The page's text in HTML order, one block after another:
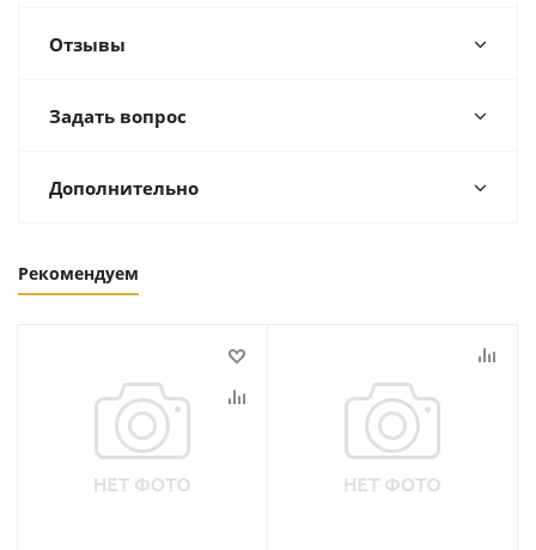
Отзывы
Задать вопрос
Дополнительно
Рекомендуем